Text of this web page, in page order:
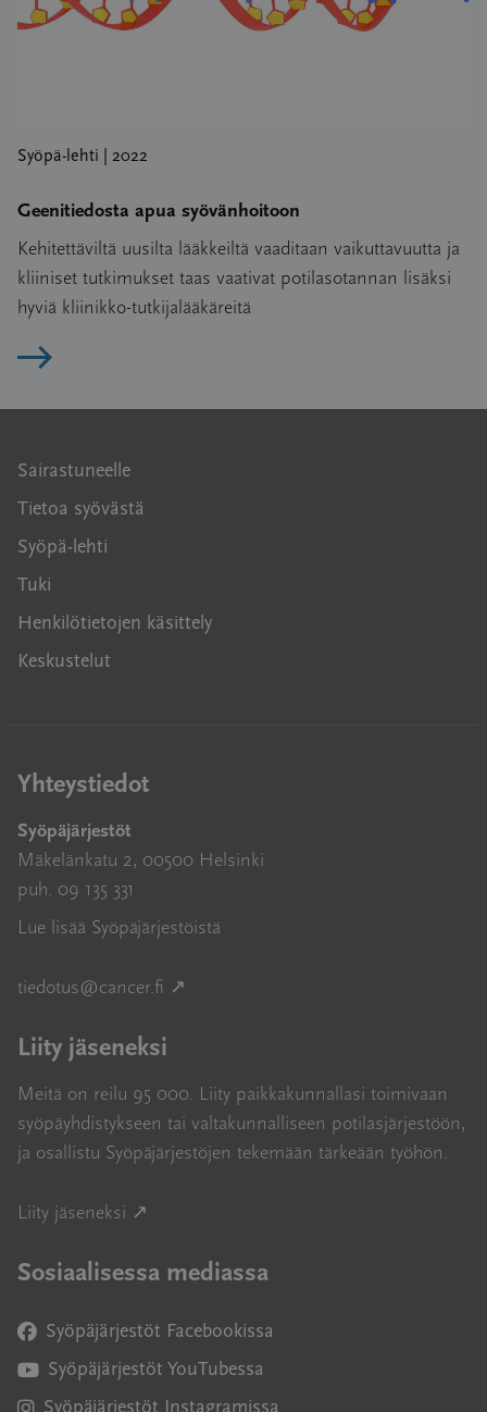
Syöpä-lehti | 2022
Geenitiedosta apua syövänhoitoon
Kehitettäviltä uusilta lääkkeiltä vaaditaan vaikuttavuutta ja
kliiniset tutkimukset taas vaativat potilasotannan lisäksi
hyviä kliinikko-tutkijalääkäreitä
Lue artikkeli
Sairastuneelle
Tietoa syövästä
Syöpä-lehti
Tuki
Henkilötietojen käsittely
Keskustelut
Yhteystiedot
Syöpäjärjestöt
Mäkelänkatu 2, 00500 Helsinki
puh. 09 135 331
Lue lisää Syöpäjärjestöistä
tiedotus@cancer.fi ↗
Liity jäseneksi
Meitä on reilu 95 000. Liity paikkakunnallasi toimivaan
syöpäyhdistykseen tai valtakunnalliseen potilasjärjestöön,
ja osallistu Syöpäjärjestöjen tekemään tärkeään työhön.
Liity jäseneksi ↗
Sosiaalisessa mediassa
Syöpäjärjestöt Facebookissa
Avautuu uuteen ikkunaan
Syöpäjärjestöt YouTubessa
Avautuu uuteen ikkunaan